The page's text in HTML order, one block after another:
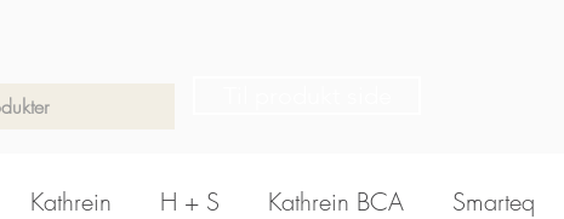
Kathrein H + S Kathrein BCA Smarteq